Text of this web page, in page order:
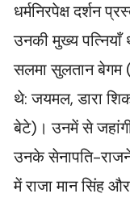
धर्मनिरपेक्ष दर्शन
उनकी मुख्य
सलमा सुलतान बेगम
थे: जयमल, डारा
बेटे)। उनमें से
उनके सेनापति-
में राजा मान सिंह